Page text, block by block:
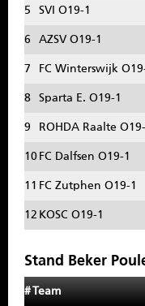
MENU
5 SVI O19-1
6 AZSV O19-1
7 FC Winterswijk
8 Sparta E. O19-1
9 ROHDA Raalte O19-
10 FC Dalfsen O19-1
11 FC Zutphen O19-1
12 KOSC O19-1
Stand Beker
# Team